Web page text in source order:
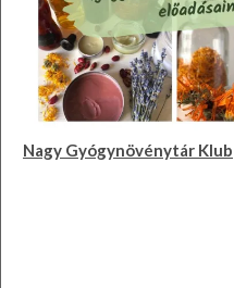
Nagy Gyógynövénytár Klub